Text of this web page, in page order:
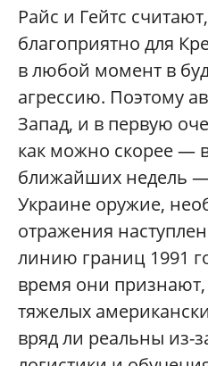
Райс и Гейтс
благоприятно для
в любой момент в
агрессию. Поэтому
Запад, и в первую
как можно скорее —
ближайших недель —
Украине оружие,
отражения
линию границ 1991
время они признают,
тяжелых
вряд ли реальны из-